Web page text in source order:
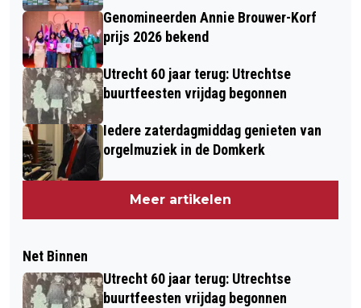
Genomineerden Annie Brouwer-Korf
prijs 2026 bekend
Utrecht 60 jaar terug: Utrechtse
buurtfeesten vrijdag begonnen
Iedere zaterdagmiddag genieten van
orgelmuziek in de Domkerk
Meer artikelen
Net Binnen
Utrecht 60 jaar terug: Utrechtse
buurtfeesten vrijdag begonnen